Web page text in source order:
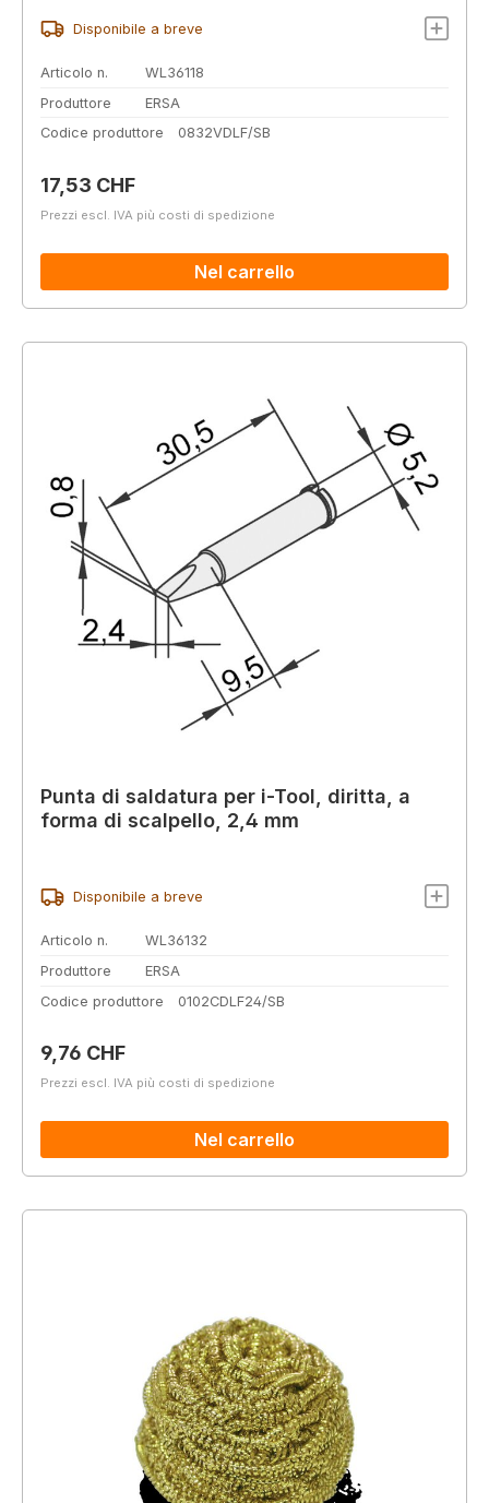
Disponibile a breve
Articolo n.
WL36118
Produttore
ERSA
Codice produttore
0832VDLF/SB
Prezzo normale:
17,53 CHF
Prezzi escl. IVA più costi di spedizione
Nel carrello
Punta di saldatura per i-Tool, diritta, a
forma di scalpello, 2,4 mm
Disponibile a breve
Articolo n.
WL36132
Produttore
ERSA
Codice produttore
0102CDLF24/SB
Prezzo normale:
9,76 CHF
Prezzi escl. IVA più costi di spedizione
Nel carrello